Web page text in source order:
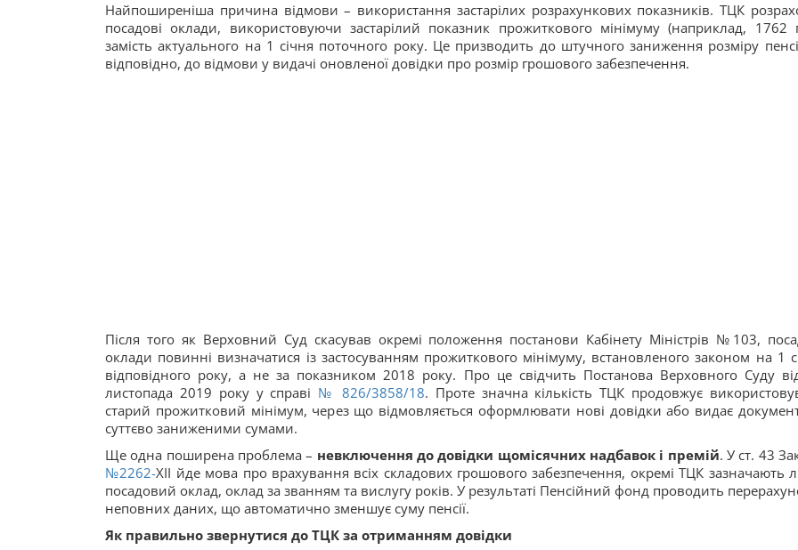
Найпоширеніша причина відмови – використання застарілих розрахункових показників. ТЦК
посадові оклади, використовуючи застарілий показник прожиткового мінімуму (наприклад, 1762
замість актуального на 1 січня поточного року. Це призводить до штучного заниження розміру
відповідно, до відмови у видачі оновленої довідки про розмір грошового забезпечення.
Після того як Верховний Суд скасував окремі положення постанови Кабінету Міністрів №103,
оклади повинні визначатися із застосуванням прожиткового мінімуму, встановленого законом на 1
відповідного року, а не за показником 2018 року. Про це свідчить Постанова Верховного Суду
листопада 2019 року у справі № 826/3858/18. Проте значна кількість ТЦК продовжує
старий прожитковий мінімум, через що відмовляється оформлювати нові довідки або видає
суттєво заниженими сумами.
Ще одна поширена проблема – невключення до довідки щомісячних надбавок і премій. У ст. 43
№2262-XII йде мова про врахування всіх складових грошового забезпечення, окремі ТЦК зазначають
посадовий оклад, оклад за званням та вислугу років. У результаті Пенсійний фонд проводить
неповних даних, що автоматично зменшує суму пенсії.
Як правильно звернутися до ТЦК за отриманням довідки